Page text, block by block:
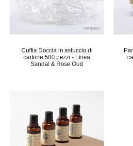
Cuffia Doccia in astuccio di
cartone 500 pezzi - Linea
Sandal & Rose Oud